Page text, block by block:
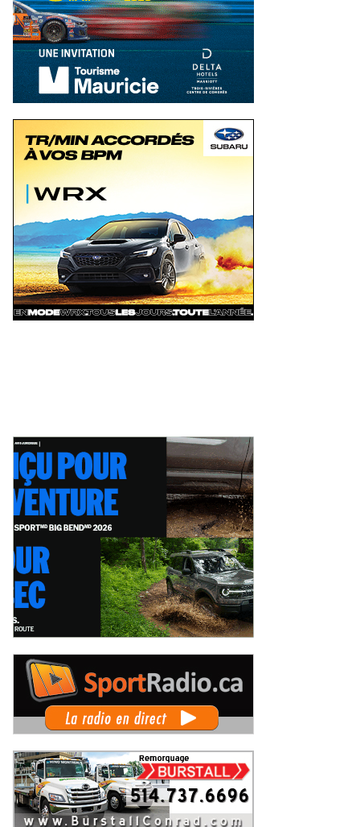
Radical Canada au GP3R : 21
dont 12 Québécois... et un
Un 36ème Grand Prix de Trois-
Rivières pour Didier Schraenen...